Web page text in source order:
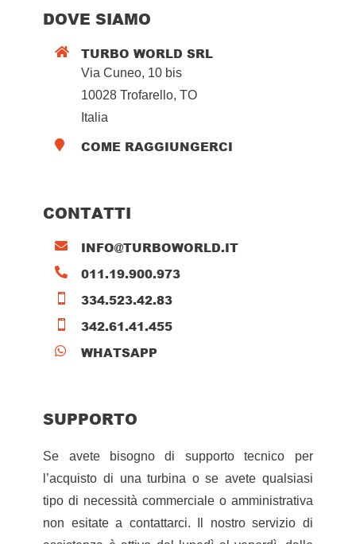
DOVE SIAMO
 TURBO WORLD SRL
Via Cuneo, 10 bis
10028 Trofarello, TO
Italia
 COME RAGGIUNGERCI
CONTATTI
 INFO@TURBOWORLD.IT
 011.19.900.973
 334.523.42.83
 342.61.41.455
 WHATSAPP
SUPPORTO
Se avete bisogno di supporto tecnico per
l’acquisto di una turbina o se avete qualsiasi
tipo di necessità commerciale o amministrativa
non esitate a contattarci. Il nostro servizio di